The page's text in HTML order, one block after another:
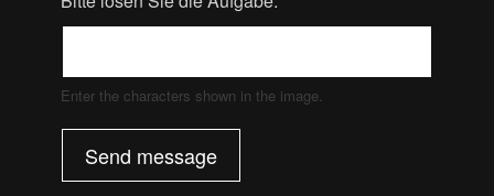
Enter the characters shown in the image.
Send message